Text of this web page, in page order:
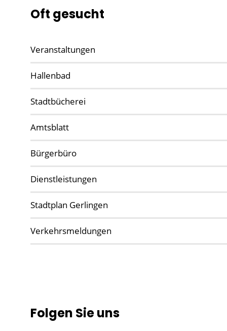
Oft gesucht
Veranstaltungen
Hallenbad
Stadtbücherei
Amtsblatt
Bürgerbüro
Dienstleistungen
Stadtplan Gerlingen
Verkehrsmeldungen
Folgen Sie uns